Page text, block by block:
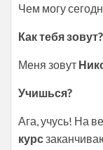
Чем могу
Как тебя зовут?
Меня зовут
Учишься?
Ага, учусь! На
курс